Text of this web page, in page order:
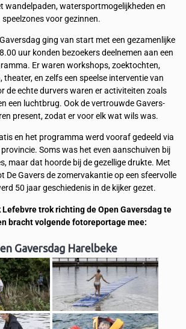
wandelpaden, watersportmogelijkheden en
speelzones voor gezinnen.
ging van start met een gezamenlijke
uur konden bezoekers deelnemen aan een
Er waren workshops, zoektochten,
en zelfs een speelse interventie van
de echte durvers waren er activiteiten zoals
een luchtbrug. Ook de vertrouwde Gavers-
present, zodat er voor elk wat wils was.
en het programma werd vooraf gedeeld via
Soms was het even aanschuiven bij
maar dat hoorde bij de gezellige drukte. Met
De Gavers de zomervakantie op een sfeervolle
50 jaar geschiedenis in de kijker gezet.
trok richting de Open Gaversdag te
bracht volgende fotoreportage mee:
Gaversdag Harelbeke